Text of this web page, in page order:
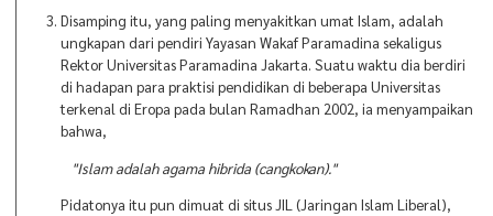
Disamping itu, yang paling menyakitkan umat Islam, adalah
ungkapan dari pendiri Yayasan Wakaf Paramadina sekaligus
Rektor Universitas Paramadina Jakarta. Suatu waktu dia berdiri
di hadapan para praktisi pendidikan di beberapa Universitas
terkenal di Eropa pada bulan Ramadhan 2002, ia menyampaikan
bahwa,
"Islam adalah agama hibrida (cangkokan)."
Pidatonya itu pun dimuat di situs JIL (Jaringan Islam Liberal),